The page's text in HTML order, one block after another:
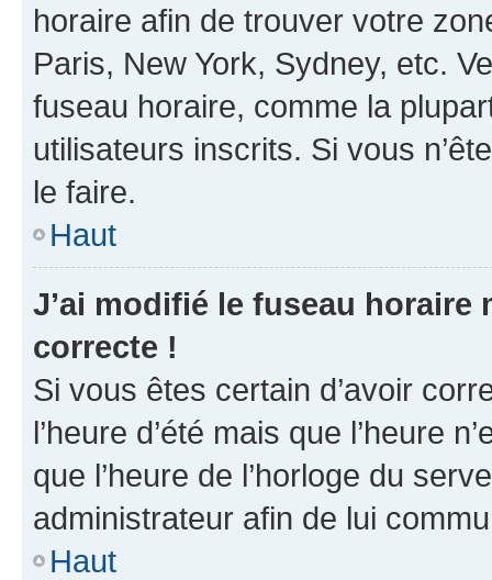
horaire afin de trouver votre
Paris, New York, Sydney, etc.
fuseau horaire, comme la
utilisateurs inscrits. Si vous
le faire.
Haut
J’ai modifié le fuseau horaire
correcte !
Si vous êtes certain d’avoir
l’heure d’été mais que l’heure
que l’heure de l’horloge du
administrateur afin de lui
Haut